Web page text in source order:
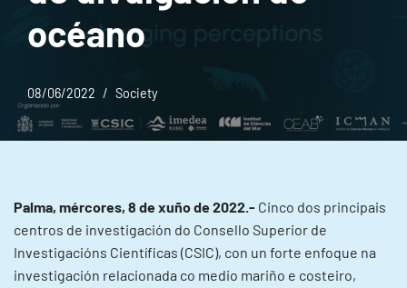
océano
08/06/2022 Society
Palma, mércores, 8 de xuño de 2022.- Cinco dos principais
centros de investigación do Consello Superior de
Investigacións Científicas (CSIC), con un forte enfoque na
investigación relacionada co medio mariño e costeiro,